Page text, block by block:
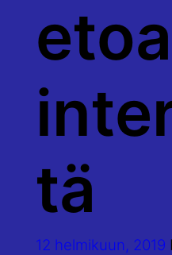
etoa
tä
12 helmikuun, 2019